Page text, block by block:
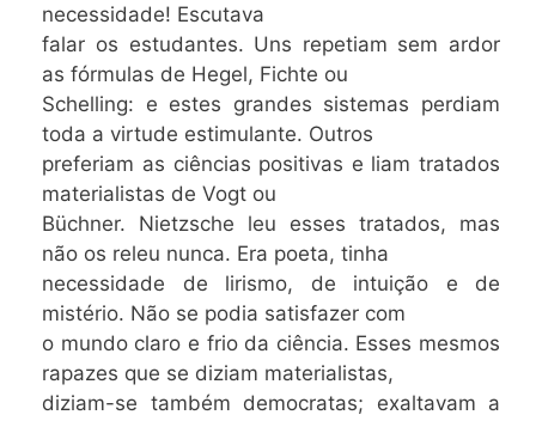
necessidade! Escutava
falar os estudantes. Uns repetiam sem ardor
as fórmulas de Hegel, Fichte ou
Schelling: e estes grandes sistemas perdiam
toda a virtude estimulante. Outros
preferiam as ciências positivas e liam tratados
materialistas de Vogt ou
Büchner. Nietzsche leu esses tratados, mas
não os releu nunca. Era poeta, tinha
necessidade de lirismo, de intuição e de
mistério. Não se podia satisfazer com
o mundo claro e frio da ciência. Esses mesmos
rapazes que se diziam materialistas,
diziam-se também democratas; exaltavam a